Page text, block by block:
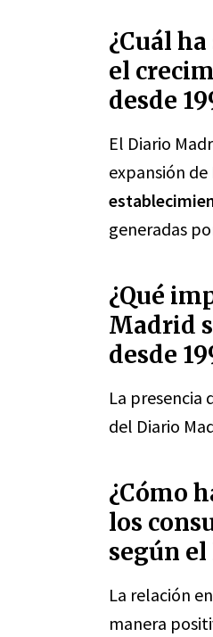
¿Cuál
el
desde
El Diario
expansión
generadas
¿Qué
Madrid
desde
La presencia
del Diario
¿Cómo
los
según
La relación
manera